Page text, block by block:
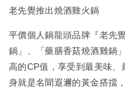
老先覺推出燒酒雞火鍋
平價個人鍋龍頭品牌『老先
鍋」、「藥膳香菇燒酒雞鍋
高的CP值，享受到最美味、
身就是名聞遐邇的黃金搭擋